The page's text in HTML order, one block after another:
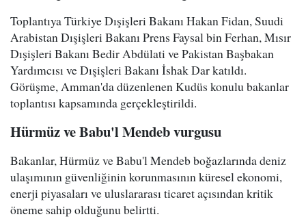
Toplantıya Türkiye Dışişleri Bakanı Hakan Fidan, Suudi
Arabistan Dışişleri Bakanı Prens Faysal bin Ferhan, Mısır
Dışişleri Bakanı Bedir Abdülati ve Pakistan Başbakan
Yardımcısı ve Dışişleri Bakanı İshak Dar katıldı.
Görüşme, Amman'da düzenlenen Kudüs konulu bakanlar
toplantısı kapsamında gerçekleştirildi.
Hürmüz ve Babu'l Mendeb vurgusu
Bakanlar, Hürmüz ve Babu'l Mendeb boğazlarında deniz
ulaşımının güvenliğinin korunmasının küresel ekonomi,
enerji piyasaları ve uluslararası ticaret açısından kritik
öneme sahip olduğunu belirtti.